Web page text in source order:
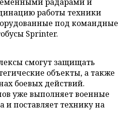
работы техники
под командные
Sprinter.
смогут защищать
объекты, а также
боевых действий.
уже выполняет военные
и поставляет технику на